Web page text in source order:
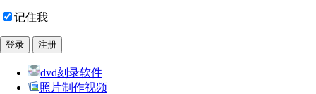
记住我
dvd刻录软件
照片制作视频